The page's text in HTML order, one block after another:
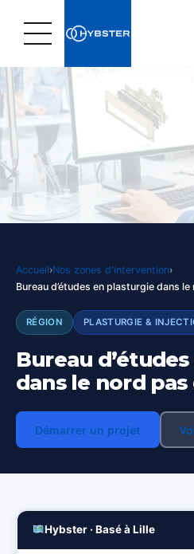
Accueil›Nos zones d'intervention›
Bureau d’études en plasturgie dans
RÉGION PLASTURGIE &
Bureau
dans le nord pas
Démarrer un projet
Hybster · Basé à Lille